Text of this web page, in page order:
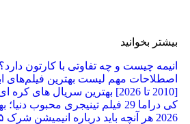
بیشتر بخوانید
انیمه چیست و چه تفاوتی با کارتون
اصطلاحات مهم لیست بهترین فیلم‌های
[2010 تا 2026]
کی دراما
29 فیلم تینیجری محبوب
2026